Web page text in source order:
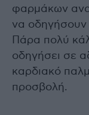
φαρμάκων
να οδηγήσουν
Πάρα πολύ
οδηγήσει σε
καρδιακό
προσβολή.